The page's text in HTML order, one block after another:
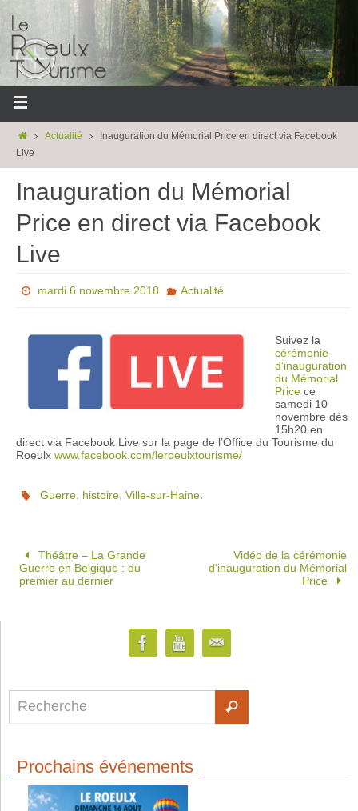
Actualité
Inauguration du Mémorial Price en direct via Facebook
Live
Inauguration du Mémorial
Price en direct via Facebook
Live
mardi 6 novembre 2018 Actualité
Suivez la
cérémonie
d’inauguration
du Mémorial
Price ce
samedi 10
novembre dès
15h20 en
direct via Facebook Live sur la page de l’Office du Tourisme du
Roeulx www.facebook.com/leroeulxtourisme/
Guerre, histoire,Ville-sur-Haine.
Théâtre – La Grande
Guerre en Belgique : du
premier au dernier
Vidéo de la cérémonie
d’inauguration du Mémorial
Price
Prochains événements